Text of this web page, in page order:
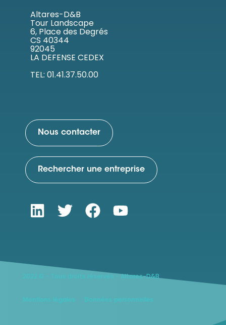
Altares-D&B
Tour Landscape
6, Place des Degrés
CS 40344
92045
LA DEFENSE CEDEX
TEL: 01.41.37.50.00
Nous contacter
Rechercher une entreprise
2022 © - Tous droits réservés - Altares-D&B
Mentions légales Données personnelles